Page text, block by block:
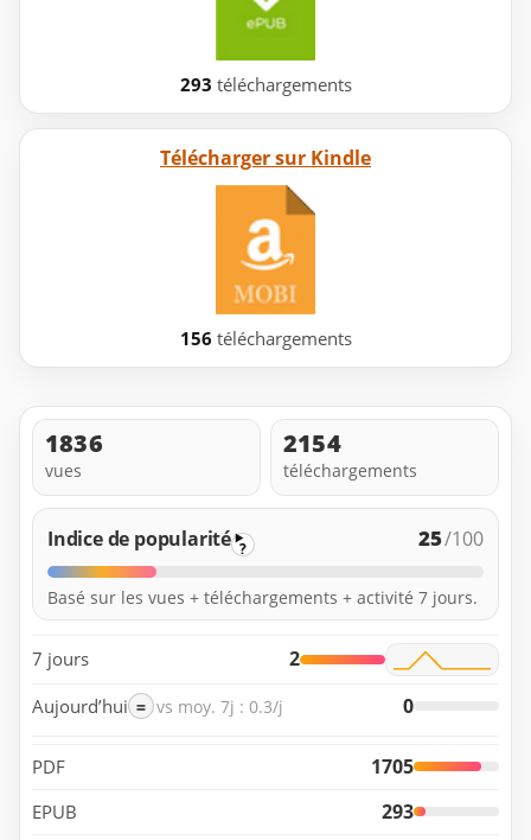
293 téléchargements
Télécharger sur Kindle
156 téléchargements
1836
vues
2154
téléchargements
Indice de popularité ? 25/100
Basé sur les vues + téléchargements + activité 7 jours.
7 jours 2
Aujourd’hui = vs moy. 7j : 0.3/j 0
PDF 1705
EPUB 293